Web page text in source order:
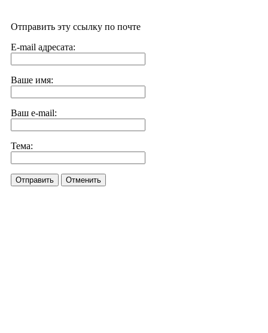
Отправить эту ссылку по почте
E-mail адресата:
Ваше имя:
Ваш e-mail:
Тема:
Отправить Отменить